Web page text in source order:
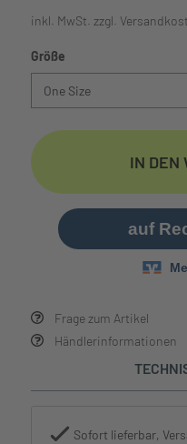
inkl. MwSt. zzgl.
Frage zum Artikel
Händlerinformationen
Größe
IN DEN
Sofort lieferbar,